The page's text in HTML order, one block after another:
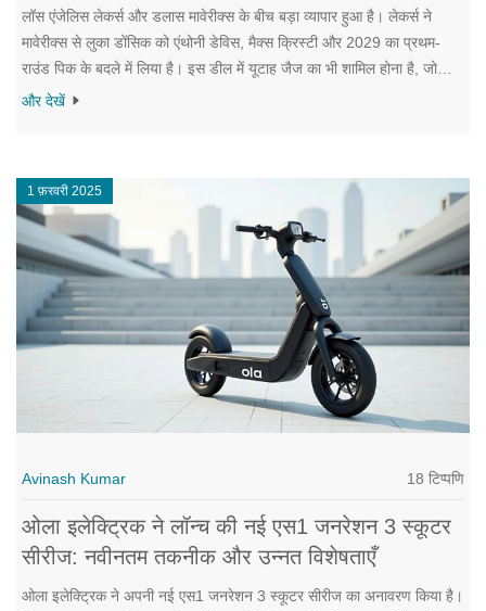
लॉस एंजेलिस लेकर्स और डलास मावेरीक्स के बीच बड़ा व्यापार हुआ है। लेकर्स ने
मावेरीक्स से लुका डोंसिक को एंथोनी डेविस, मैक्स क्रिस्टी और 2029 का प्रथम-
राउंड पिक के बदले में लिया है। इस डील में यूटाह जैज का भी शामिल होना है, जो
जेलेन हुड-स्किफिनो और 2025 का दूसरा-राउंड पिक प्राप्त करेंगे। इस व्यापार ने
और देखें
1 फ़रवरी 2025
Avinash Kumar 18 टिप्पणि
ओला इलेक्ट्रिक ने लॉन्च की नई एस1 जनरेशन 3 स्कूटर
सीरीज: नवीनतम तकनीक और उन्नत विशेषताएँ
ओला इलेक्ट्रिक ने अपनी नई एस1 जनरेशन 3 स्कूटर सीरीज का अनावरण किया है।